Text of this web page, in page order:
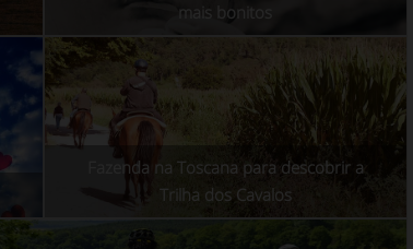
mais bonitos
Fazenda na Toscana para descobrir a
Trilha dos Cavalos